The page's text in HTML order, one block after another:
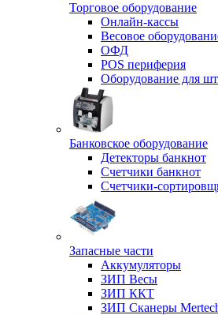
Торговое оборудование
Онлайн-кассы
Весовое
ОФД
POS периферия
Оборудование для
Банковское оборудование
Детекторы банкнот
Счетчики банкнот
Счетчики-
Запасные части
Аккумуляторы
ЗИП Весы
ЗИП ККТ
ЗИП Сканеры